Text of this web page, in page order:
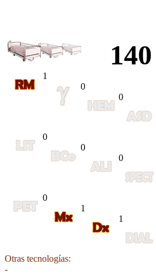
140
1
0
0
0
0
0
0
1
1
Otras tecnologías:
-